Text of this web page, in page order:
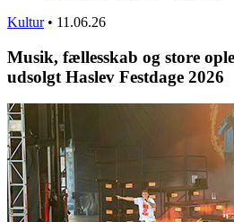
Kultur • 11.06.26
Musik, fællesskab og store
udsolgt Haslev Festdage 2026